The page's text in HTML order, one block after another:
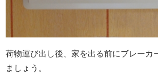
荷物運び出し後、家を出る前にブレーカ
ましょう。